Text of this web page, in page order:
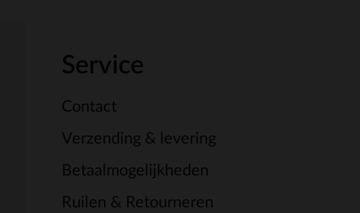
Service
Contact
Verzending & levering
Betaalmogelijkheden
Ruilen & Retourneren